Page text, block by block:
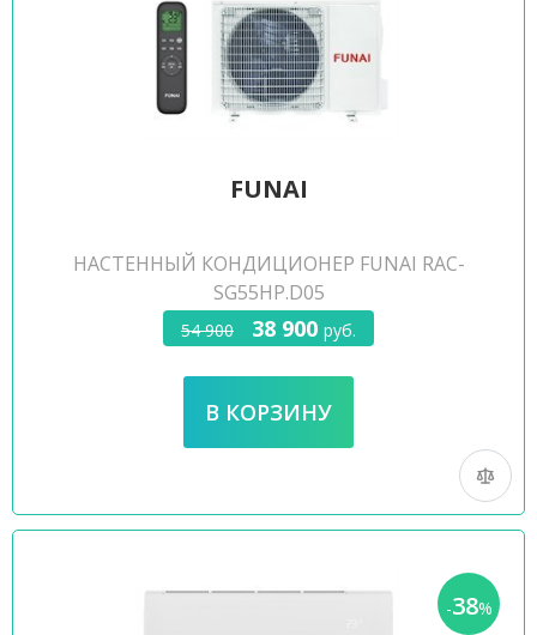
FUNAI
НАСТЕННЫЙ КОНДИЦИОНЕР FUNAI RAC-
SG55HP.D05
54 900 38 900 руб.
-38%